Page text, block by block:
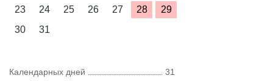
23
24 25 26 27 28
29
30
31
Календарных дней
31